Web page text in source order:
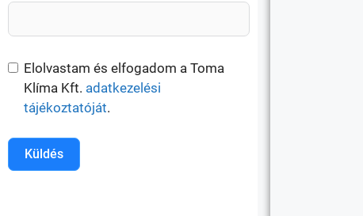
Elolvastam és elfogadom a Toma
Klíma Kft. adatkezelési
tájékoztatóját.
Küldés